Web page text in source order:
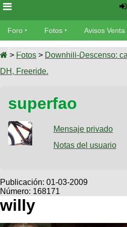
Foro
Foro
TÃ©cnica
Fotos
tu foto
Galeria
XC
Viajes
Descenso
SUBÃ
tu
Buscar
Ultimos
Fotos
BicicleterÃ­
as
Bicicletas
Tandem
Videos
Cicloturismo
Foro Fotos Avisos Venta
Bicicletas Videos
> Fotos > Downhill-Descenso:
DH, Freeride.
superfao
Mensaje privado
Notas del usuario
Publicación: 01-03-2009
Número: 168171
willy